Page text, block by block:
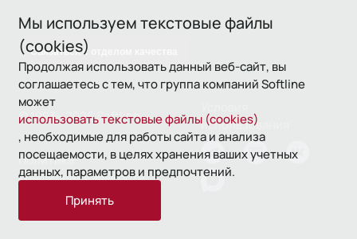
Мы используем текстовые файлы
(cookies)
Продолжая использовать данный веб-сайт, вы
соглашаетесь с тем, что группа компаний Softline
может
использовать текстовые файлы (cookies)
, необходимые для работы сайта и анализа
посещаемости, в целях хранения ваших учетных
данных, параметров и предпочтений.
Принять
Связаться с отделом качества
© 1993—2026 Softline
использования
Политика
конфиденциальности